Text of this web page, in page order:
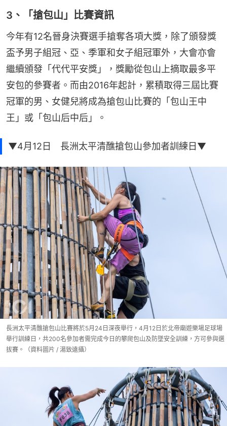
3、「搶包山」比賽資訊
今年有12名晉身決賽選手搶奪各項大獎，除了頒發獎
盃予男子組冠、亞、季軍和女子組冠軍外，大會亦會
繼續頒發「代代平安獎」，獎勵從包山上摘取最多平
安包的參賽者。而由2016年起計，累積取得三屆比賽
冠軍的男、女健兒將成為搶包山比賽的「包山王中
王」或「包山后中后」。
▼4月12日 長洲太平清醮搶包山參加者訓練日▼
長洲太平清醮搶包山比賽將於5月24日深夜舉行，4月12日於北帝廟遊樂場足球場
舉行訓練日，共200名參加者需完成今日的攀爬包山及防墜安全訓練，方可參與選
拔賽。（資料圖片 / 湯致遠攝）